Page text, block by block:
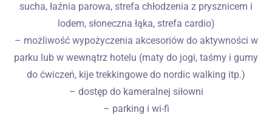
sucha, łaźnia parowa, strefa chłodzenia z prysznicem i
lodem, słoneczna łąka, strefa cardio)
– możliwość wypożyczenia akcesoriów do aktywności w
parku lub w wewnątrz hotelu (maty do jogi, taśmy i gumy
do ćwiczeń, kije trekkingowe do nordic walking itp.)
– dostęp do kameralnej siłowni
– parking i wi-fi